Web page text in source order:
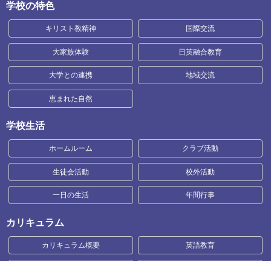
学校の特色
キリスト教精神 国際交流
大家族体験 日英融合教育
大学との連携 地域交流
恵まれた自然
学校生活
ホームルーム クラブ活動
生徒会活動 校外活動
一日の生活 年間行事
カリキュラム
カリキュラム概要 英語教育